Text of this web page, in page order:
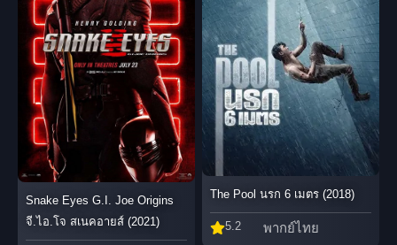
Snake Eyes G.I. Joe Origins
จี.ไอ.โจ สเนคอายส์ (2021)
The Pool นรก 6 เมตร (2018)
5.2 พากย์ไทย